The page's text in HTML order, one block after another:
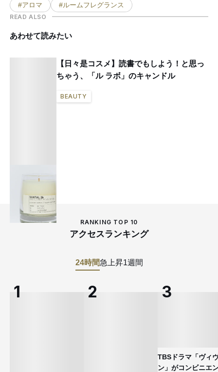
#アロマ
#ルームフレグランス
READ ALSO
あわせて読みたい
【日々是コスメ】読書でもしよう！と思っ
ちゃう、「ル ラボ」のキャンドル
BEAUTY
RANKING TOP 10
アクセスランキング
24時間急上昇1週間
TBSドラマ「ヴィ
ン」がコンビニエ